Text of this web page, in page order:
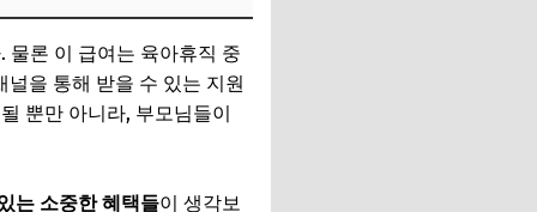
물론 이 급여는 육아휴직 중
을 통해 받을 수 있는 지원
뿐만 아니라, 부모님들이
는 소중한 혜택들이 생각보